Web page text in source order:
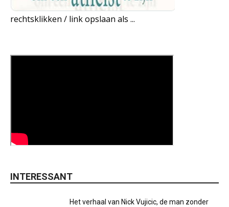
rechtsklikken / link opslaan als ...
INTERESSANT
Het verhaal van Nick Vujicic, de man zonder